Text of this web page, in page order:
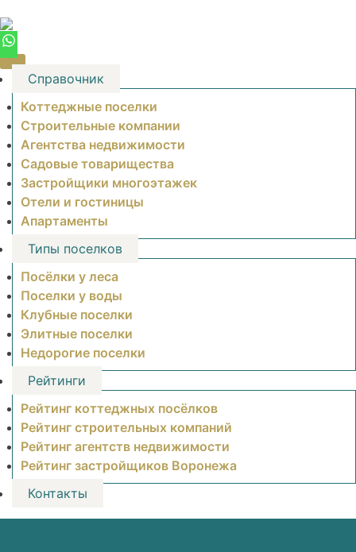
to
content
Справочник
Коттеджные поселки
Строительные компании
Агентства недвижимости
Садовые товарищества
Застройщики многоэтажек
Отели и гостиницы
Апартаменты
Типы поселков
Посёлки у леса
Поселки у воды
Клубные поселки
Элитные поселки
Недорогие поселки
Рейтинги
Рейтинг коттеджных посёлков
Рейтинг строительных компаний
Рейтинг агентств недвижимости
Рейтинг застройщиков Воронежа
Контакты